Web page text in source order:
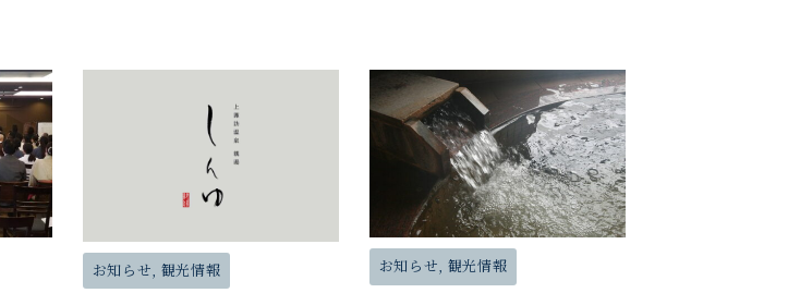
お知らせ, 観光情報 お知らせ, 観光情報